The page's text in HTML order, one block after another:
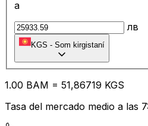
a
лв
KGS - Som kirgistaní
1.00 BAM = 51,86719 KGS
Tasa del mercado medio a las